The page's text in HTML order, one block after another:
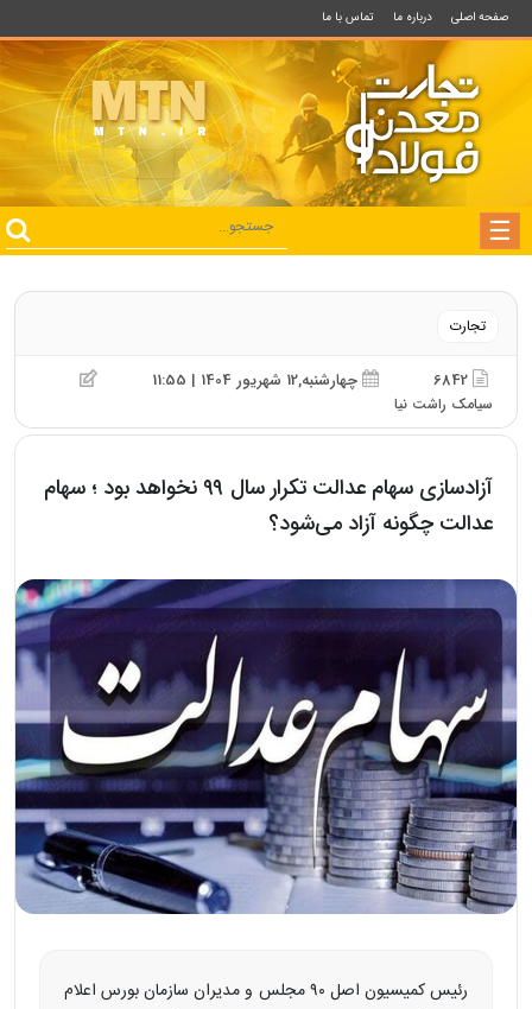
صفحه اصلی درباره ما تماس با ما
تجارت
6842 چهارشنبه,12 شهریور 1404 | 11:55
سیامک راشت نیا
آزادسازی سهام عدالت تکرار سال ۹۹ نخواهد بود ؛ سهام
عدالت چگونه آزاد می‌شود؟
رئیس کمیسیون اصل ۹۰ مجلس و مدیران سازمان بورس اعلام